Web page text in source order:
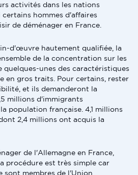
activités dans les nations
hommes d'affaires
de déménager en France.
d'œuvre hautement qualifiée, la
de la concentration sur les
unes des caractéristiques
en gros traits. Pour certains, rester
et ils demanderont la
millions d'immigrants
population française. 4,1 millions
2,4 millions ont acquis la
de l'Allemagne en France,
procédure est très simple car
sont membres de l'Union